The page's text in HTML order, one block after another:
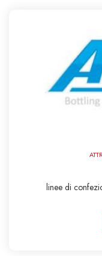
linee di